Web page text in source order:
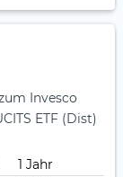
Invesco
ETF (Dist)
1 Jahr